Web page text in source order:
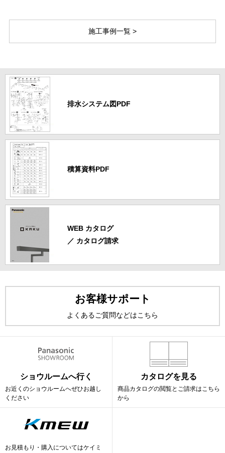
施工事例一覧 >
排水システム図PDF
積算資料PDF
WEB カタログ
／ カタログ請求
お客様サポート
よくあるご質問などはこちら
ショウルームへ行く
お近くのショウルームへぜひお越し
ください
カタログを見る
商品カタログの閲覧と ご請求はこちら
から
お見積もり・購入についてはケイミ